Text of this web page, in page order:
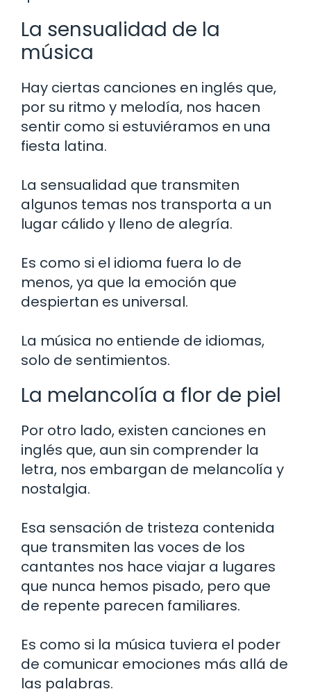
La sensualidad de la
música
Hay ciertas canciones en inglés que,
por su ritmo y melodía, nos hacen
sentir como si estuviéramos en una
fiesta latina.
La sensualidad que transmiten
algunos temas nos transporta a un
lugar cálido y lleno de alegría.
Es como si el idioma fuera lo de
menos, ya que la emoción que
despiertan es universal.
La música no entiende de idiomas,
solo de sentimientos.
La melancolía a flor de piel
Por otro lado, existen canciones en
inglés que, aun sin comprender la
letra, nos embargan de melancolía y
nostalgia.
Esa sensación de tristeza contenida
que transmiten las voces de los
cantantes nos hace viajar a lugares
que nunca hemos pisado, pero que
de repente parecen familiares.
Es como si la música tuviera el poder
de comunicar emociones más allá de
las palabras.